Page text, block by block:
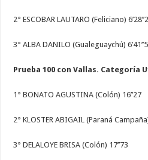
2° ESCOBAR LAUTARO (Feliciano)
3° ALBA DANILO (Gualeguaychú)
Prueba 100 con Vallas. Categoría
1° BONATO AGUSTINA (Colón) 16’’27
2° KLOSTER ABIGAIL (Paraná Campaña)
3° DELALOYE BRISA (Colón) 17’’73